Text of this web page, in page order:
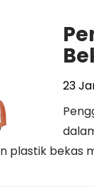
23
plastik bekas